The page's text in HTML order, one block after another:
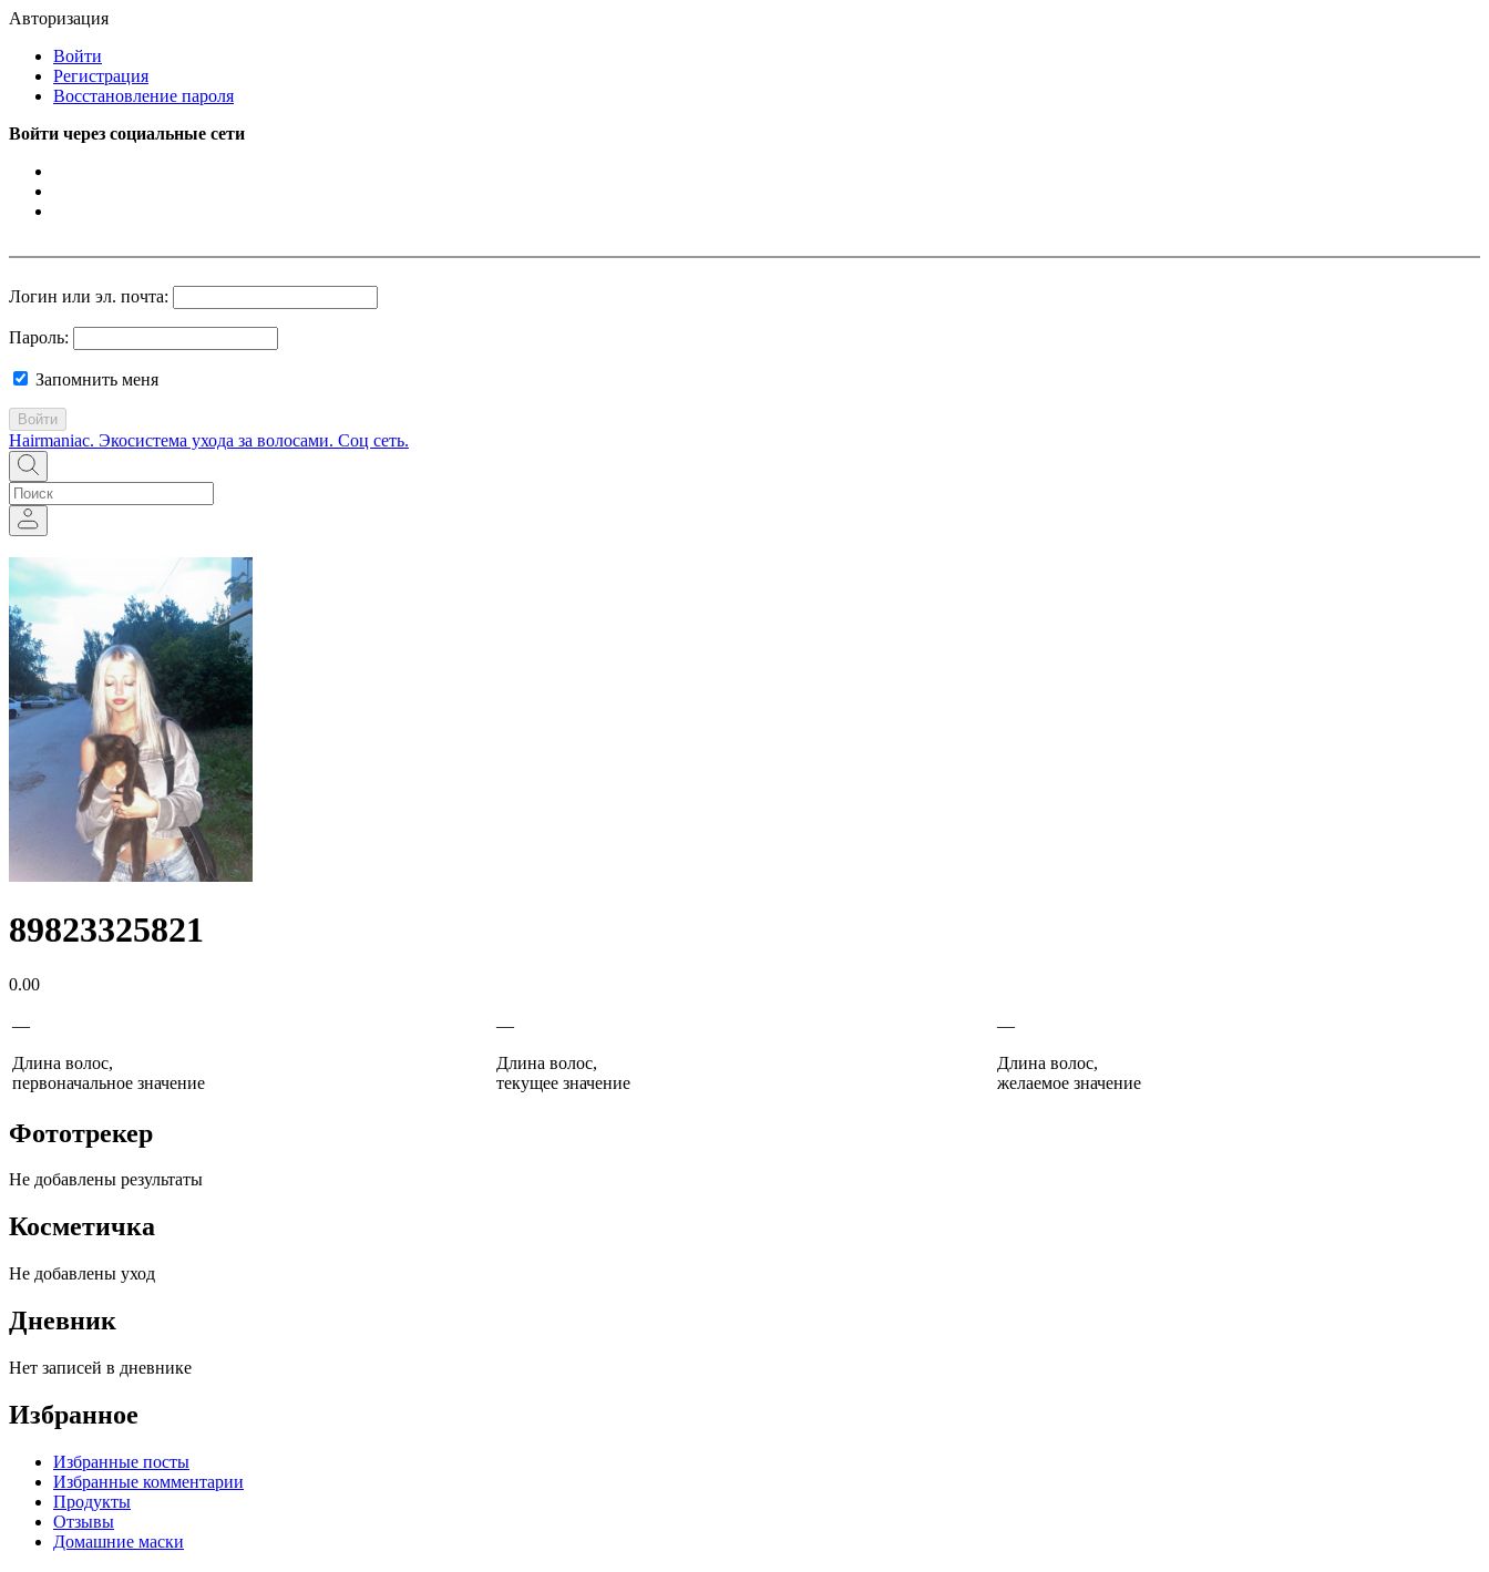
Авторизация
Войти
Регистрация
Восстановление пароля
Войти через социальные сети
Логин или эл. почта:
Пароль:
Запомнить меня
Войти
Hairmaniac. Экосистема ухода за волосами. Соц сеть.
89823325821
0.00
—
Длина волос,
первоначальное значение
—
Длина волос,
текущее значение
—
Длина волос,
желаемое значение
Фототрекер
Не добавлены результаты
Косметичка
Не добавлены уход
Дневник
Нет записей в дневнике
Избранное
Избранные посты
Избранные комментарии
Продукты
Отзывы
Домашние маски